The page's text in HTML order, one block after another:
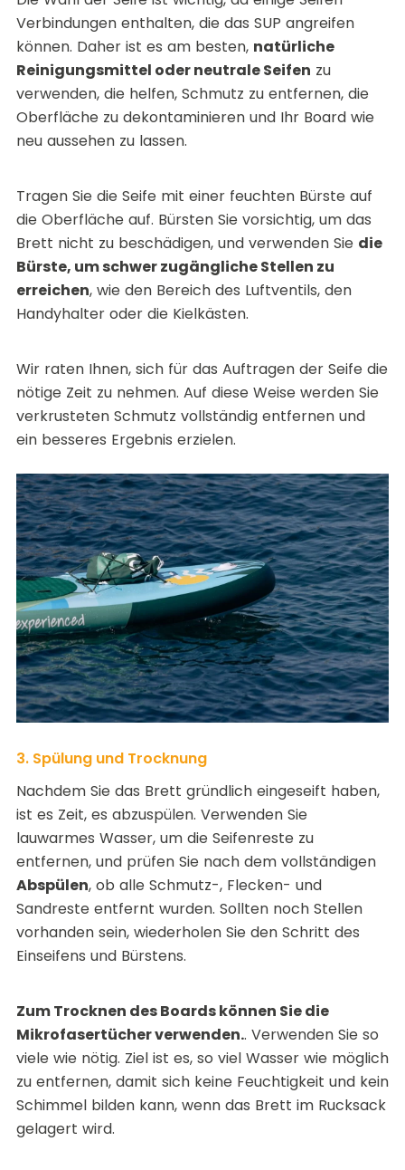
Verbindungen enthalten, die das SUP angreifen
können. Daher ist es am besten, natürliche
Reinigungsmittel oder neutrale Seifen zu
verwenden, die helfen, Schmutz zu entfernen, die
Oberfläche zu dekontaminieren und Ihr Board wie
neu aussehen zu lassen.
Tragen Sie die Seife mit einer feuchten Bürste auf
die Oberfläche auf. Bürsten Sie vorsichtig, um das
Brett nicht zu beschädigen, und verwenden Sie die
Bürste, um schwer zugängliche Stellen zu
erreichen, wie den Bereich des Luftventils, den
Handyhalter oder die Kielkästen.
Wir raten Ihnen, sich für das Auftragen der Seife die
nötige Zeit zu nehmen. Auf diese Weise werden Sie
verkrusteten Schmutz vollständig entfernen und
ein besseres Ergebnis erzielen.
3. Spülung und Trocknung
Nachdem Sie das Brett gründlich eingeseift haben,
ist es Zeit, es abzuspülen. Verwenden Sie
lauwarmes Wasser, um die Seifenreste zu
entfernen, und prüfen Sie nach dem vollständigen
Abspülen, ob alle Schmutz-, Flecken- und
Sandreste entfernt wurden. Sollten noch Stellen
vorhanden sein, wiederholen Sie den Schritt des
Einseifens und Bürstens.
Zum Trocknen des Boards können Sie die
Mikrofasertücher verwenden.. Verwenden Sie so
viele wie nötig. Ziel ist es, so viel Wasser wie möglich
zu entfernen, damit sich keine Feuchtigkeit und kein
Schimmel bilden kann, wenn das Brett im Rucksack
gelagert wird.